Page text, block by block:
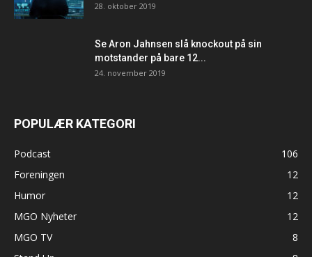
28. oktober 2019
Se Aron Jahnsen slå knockout på sin
motstander på bare 12...
24. november 2019
POPULÆR KATEGORI
Podcast
106
Foreningen
12
Humor
12
MGO Nyheter
12
MGO TV
8